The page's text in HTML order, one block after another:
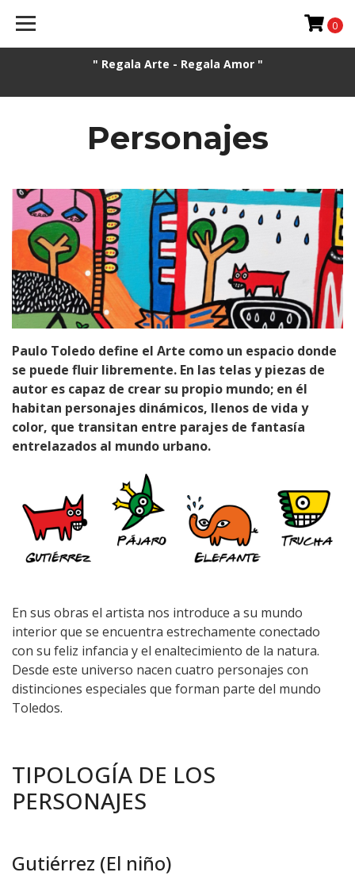
" Regala Arte - Regala Amor "
0
Personajes
Paulo Toledo define el Arte como un espacio donde
se puede fluir libremente. En las telas y piezas de
autor es capaz de crear su propio mundo; en él
habitan personajes dinámicos, llenos de vida y
color, que transitan entre parajes de fantasía
entrelazados al mundo urbano.
En sus obras el artista nos introduce a su mundo
interior que se encuentra estrechamente conectado
con su feliz infancia y el enaltecimiento de la natura.
Desde este universo nacen cuatro personajes con
distinciones especiales que forman parte del mundo
Toledos.
TIPOLOGÍA DE LOS
PERSONAJES
Gutiérrez (El niño)